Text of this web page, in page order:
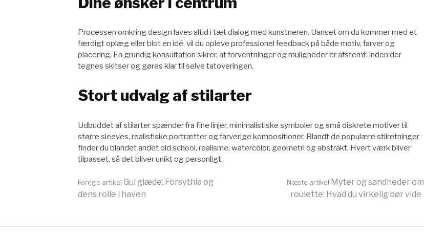
Processen omkring design laves altid i tæt dialog med kunstneren. Uanset om du kommer med et
færdigt oplæg eller blot en idé, vil du opleve professionel feedback på både motiv, farver og
placering. En grundig konsultation sikrer, at forventninger og muligheder er afstemt, inden der
tegnes skitser og gøres klar til selve tatoveringen.
Stort udvalg af stilarter
Udbuddet af stilarter spænder fra fine linjer, minimalistiske symboler og små diskrete motiver til
større sleeves, realistiske portrætter og farverige kompositioner. Blandt de populære stilretninger
finder du blandet andet old school, realisme, watercolor, geometri og abstrakt. Hvert værk bliver
tilpasset, så det bliver unikt og personligt.
Læs
videre
Forrige artikel Gul glæde: Forsythia og
dens rolle i haven
Næste artikel Myter og sandheder om
roulette: Hvad du virkelig bør vide